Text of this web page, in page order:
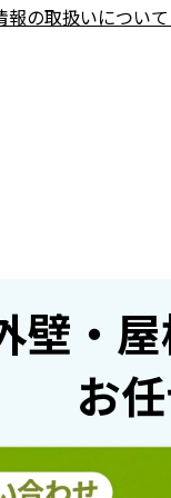
報の取扱いについ
壁・
お